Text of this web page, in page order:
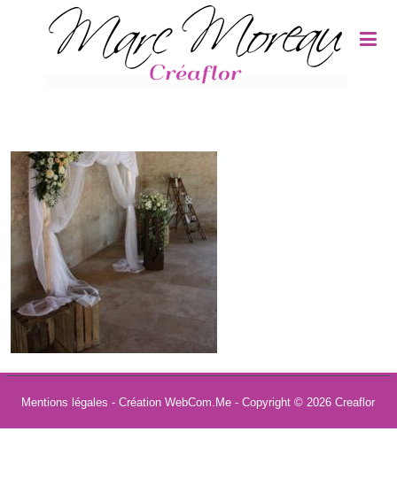
Mentions légales - Création WebCom.Me - Copyright © 2026Creaflor
Panneau de gestion des cookies